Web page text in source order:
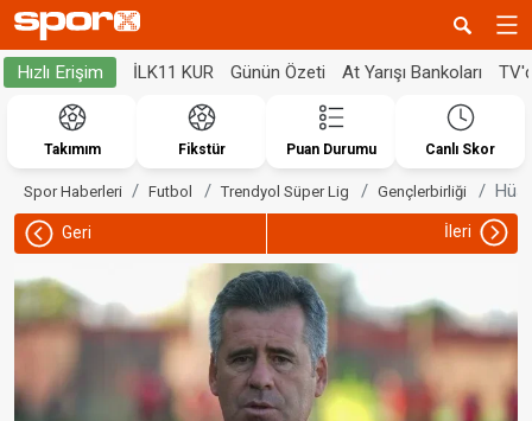
Hızlı Erişim İLK11 KUR Günün Özeti At Yarışı Bankoları
Takımım Fikstür Puan Durumu Canlı Skor
Spor Haberleri Futbol Trendyol Süper Lig Gençlerbirliği
Geri İleri